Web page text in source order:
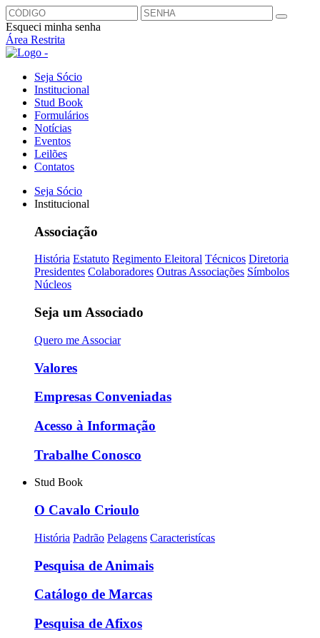
Esqueci minha senha
Área Restrita
Seja Sócio
Institucional
Stud Book
Formulários
Notícias
Eventos
Leilões
Contatos
Seja Sócio
Institucional
Associação
História Estatuto Regimento Eleitoral Técnicos Diretoria
Presidentes Colaboradores Outras Associações Símbolos
Núcleos
Seja um Associado
Quero me Associar
Valores
Empresas Conveniadas
Acesso à Informação
Trabalhe Conosco
Stud Book
O Cavalo Crioulo
História Padrão Pelagens Caracteristícas
Pesquisa de Animais
Catálogo de Marcas
Pesquisa de Afixos